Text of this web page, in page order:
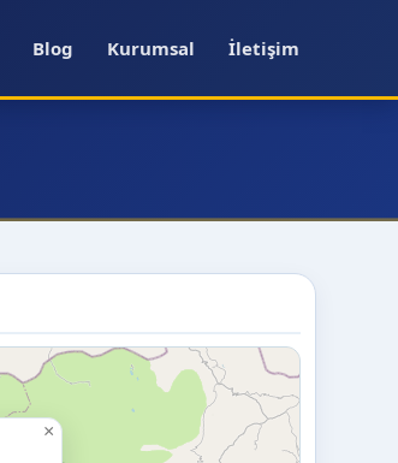
Blog Kurumsal İletişim
×